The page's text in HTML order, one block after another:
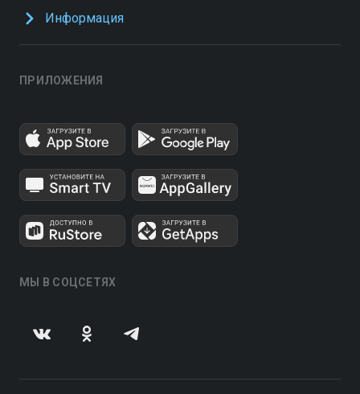
Информация
ПРИЛОЖЕНИЯ
МЫ В СОЦСЕТЯХ